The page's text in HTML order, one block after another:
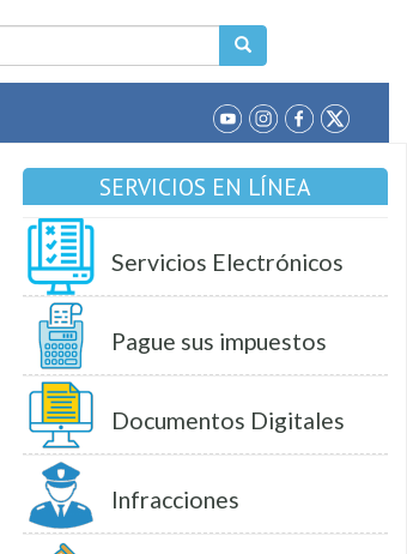
SERVICIOS EN LÍNEA
Servicios Electrónicos
Pague sus impuestos
Documentos Digitales
Infracciones